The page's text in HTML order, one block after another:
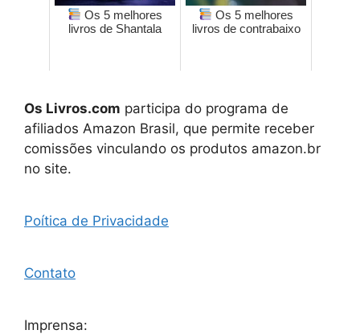
Os 5 melhores
livros de Shantala
Os 5 melhores
livros de contrabaixo
Os Livros.com participa do programa de
afiliados Amazon Brasil, que permite receber
comissões vinculando os produtos amazon.br
no site.
Poítica de Privacidade
Contato
Imprensa: